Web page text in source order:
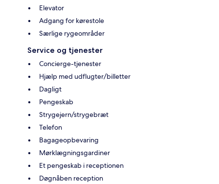
Elevator
Adgang for kørestole
Særlige rygeområder
Service og tjenester
Concierge-tjenester
Hjælp med udflugter/billetter
Dagligt
Pengeskab
Strygejern/strygebræt
Telefon
Bagageopbevaring
Mørklægningsgardiner
Et pengeskab i receptionen
Døgnåben reception